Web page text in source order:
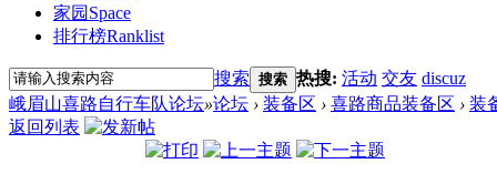
家园 Space
排行榜Ranklist
搜索 搜索 热搜: 活动 交友 discuz
峨眉山喜路自行车队论坛»论坛 › 装备区 › 喜路商品装备区 › 装
返回列表